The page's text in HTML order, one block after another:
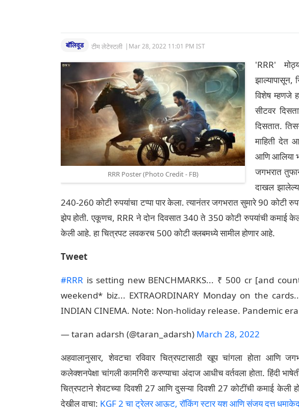
बॉलिवूड टीम लेटेस्टली | Mar 28, 2022 11:01 PM IST
RRR Poster (Photo Credit - FB)
'RRR'
झाल्यापासून,
विशेष म्हणजे
सीटवर
दिसतात.
माहिती देत
आणि आलिया
जगभरात
दाखल
240-260 कोटी रुपयांचा टप्पा पार केला. त्यानंतर जगभरात सुमारे 90 कोटी
झेप होती. एकूणच, RRR ने दोन दिवसात 340 ते 350 कोटी रुपयांची कमाई
केली आहे. हा चित्रपट लवकरच 500 कोटी क्लबमध्ये सामील होणार आहे.
Tweet
#RRR is setting new BENCHMARKS... ₹ 500 cr [and
weekend* biz... EXTRAORDINARY Monday on the
INDIAN CINEMA. Note: Non-holiday release. Pandemic
— taran adarsh (@taran_adarsh) March 28, 2022
अहवालानुसार, शेवटचा रविवार चित्रपटासाठी खूप चांगला होता आणि
कलेक्शनपेक्षा चांगली कामगिरी करण्याचा अंदाज आधीच वर्तवला होता. हिंदी
चित्रपटाने शेवटच्या दिवशी 27 आणि दुसऱ्या दिवशी 27 कोटींची कमाई केली
देखील वाचा: KGF 2 चा ट्रेलर आऊट, रॉकिंग स्टार यश आणि संजय दत्त